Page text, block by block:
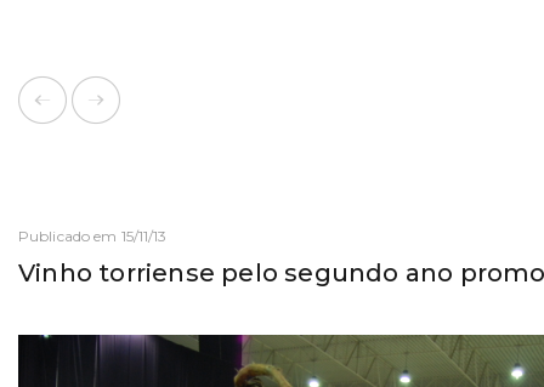
Publicado em 15/11/13
Vinho torriense pelo segundo ano